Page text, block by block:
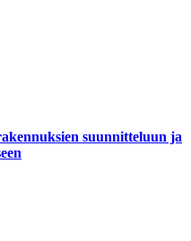
suunnitteluun ja